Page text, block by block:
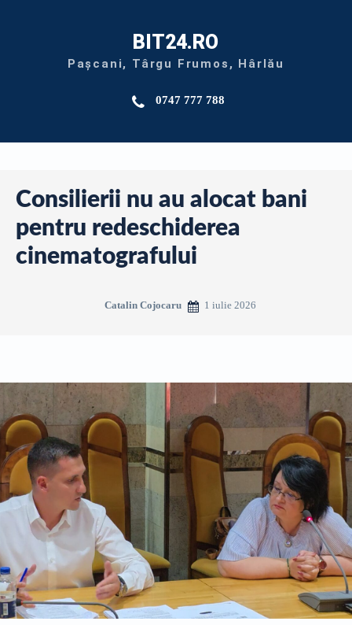
BIT24.RO
Pașcani, Târgu Frumos, Hârlău
0747 777 788
Consilierii nu au alocat bani
pentru redeschiderea
cinematografului
Catalin Cojocaru 1 iulie 2026